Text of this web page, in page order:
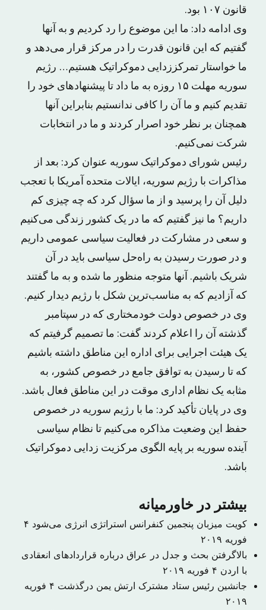
قانون ۱۰۷ بود.
وی ادامه داد: ما این موضوع را رد کردیم و به آنها
گفتیم که این قانون قدرت را در مرکز قرار می‌دهد و
ما خواستار تمرکززدایی دموکراتیک هستیم… رژیم
سوریه مهلت ۱۵ روزه به ما داد تا پیشنهادهای خود را
تقدیم کنیم و ما آن را کافی ندانستیم بنابراین آنها
همچنان بر نظر خود اصرار کردند و ما در انتخابات
شرکت نمی‌کنیم.
رئیس شورای دموکراتیک سوریه عنوان کرد: بعد از
مذاکرات با رژیم سوریه، ایالات متحده آمریکا با تعجب
دلیل آن را پرسید و از ما سؤال کرد که چه چیزی کم
داریم؟ ما نیز گفتیم که ما در یک کشور زندگی می‌کنیم
و سعی در مشارکت در فعالیت سیاسی عمومی داریم
و در صورت رسیدن به راه‌حل سیاسی باید در آن
شریک باشیم. آنها متوجه منظور ما شده و به ما گفتند
که آزادیم که به مناسب‌ترین شکل با رژیم دیدار کنیم.
وی در خصوص دولت خودمختاری که در سپتامبر
گذشته آن را اعلام کردند گفت: ما تصمیم گرفیتم که
یک هیئت اجرایی برای اداره این مناطق داشته باشیم
که تا رسیدن به توافق جامع در خصوص کشور، به
مثابه یک نظام اداری موقت در این مناطق فعال باشد.
وی در پایان تأکید کرد: ما با رژیم سوریه در خصوص
حفظ این وضعیت مذاکره می‌کنیم تا نظام سیاسی
آینده سوریه بر پایه الگوی مرکزیت زدایی دموکراتیک
باشد.
بیشتر در خاورمیانه
کویت میزبان پنجمین کنفرانس استراتژی انرژی می‌شود ۴
فوریه ۲۰۱۹
بالاگرفتن بحث و جدل در عراق درباره قراردادهای انعقادی
با اردن ۴ فوریه ۲۰۱۹
جانشین رئیس ستاد مشترک ارتش یمن درگذشت
۴ فوریه
۲۰۱۹